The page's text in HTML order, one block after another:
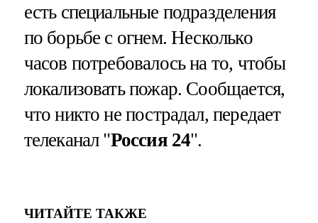
есть специальные подразделения
по борьбе с огнем. Несколько
часов потребовалось на то, чтобы
локализовать пожар. Сообщается,
что никто не пострадал, передает
телеканал "Россия 24".
ЧИТАЙТЕ ТАКЖЕ